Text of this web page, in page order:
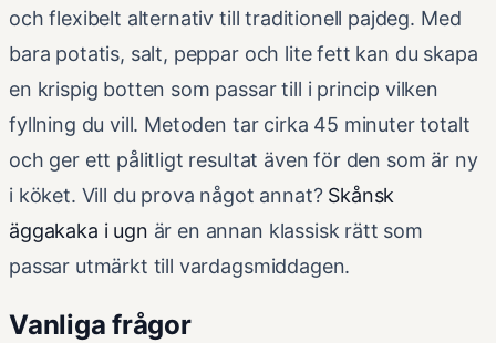
och flexibelt alternativ till traditionell pajdeg. Med
bara potatis, salt, peppar och lite fett kan du skapa
en krispig botten som passar till i princip vilken
fyllning du vill. Metoden tar cirka 45 minuter totalt
och ger ett pålitligt resultat även för den som är ny
i köket. Vill du prova något annat? Skånsk
äggakaka i ugn är en annan klassisk rätt som
passar utmärkt till vardagsmiddagen.
Vanliga frågor